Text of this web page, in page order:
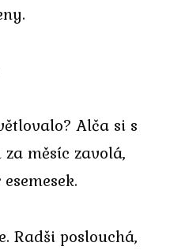
Alča si s
měsíc zavolá,
Radši poslouchá,